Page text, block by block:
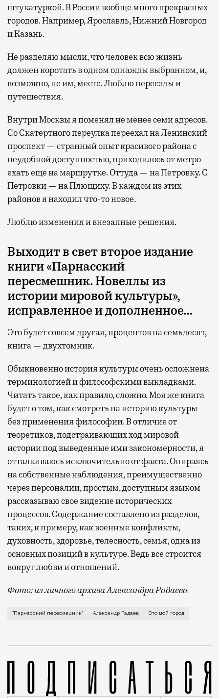
штукатуркой. В России вообще много прекрасных
городов. Например, Ярославль, Нижний Новгород
и Казань.
Не разделяю мысли, что человек всю жизнь
должен коротать в одном однажды выбранном, и,
возможно, не им, месте. Люблю переезды и
путешествия.
Внутри Москвы я поменял не менее семи адресов.
Со Скатертного переулка переехал на Ленинский
проспект — странный опыт красивого района с
неудобной доступностью, приходилось от метро
ехать еще на маршрутке. Оттуда — на Петровку. С
Петровки — на Плющиху. В каждом из этих
районов я находил что-то новое.
Люблю изменения и внезапные решения.
Выходит в свет второе издание
книги «Парнасский
пересмешник. Новеллы из
истории мировой культуры»,
исправленное и дополненное…
Это будет совсем другая, процентов на семьдесят,
книга — двухтомник.
Обыкновенно история культуры очень осложнена
терминологией и философскими выкладками.
Читать такое, как правило, сложно. Моя же книга
будет о том, как смотреть на историю культуры
без применения философии. В отличие от
теоретиков, подстраивающих ход мировой
истории под выведенные ими закономерности, я
отталкиваюсь исключительно от факта. Опираясь
на собственные наблюдения, преимущественно
через персоналии, простым, доступным языком
рассказываю свое видение исторических
процессов. Содержание составлено из разделов,
таких, к примеру, как военные конфликты,
духовность, здоровье, телесность, семья, одна из
основных позиций в культуре. Ведь все строится
вокруг любви и отношений.
Фото: из личного архива Александра Радаева
О ландышах и спарже в огородах
"Парнасский пересмешник" Александр Радаев Это мой город